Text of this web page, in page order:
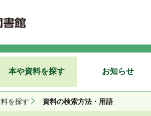
本や資料を探す お知らせ
を探す 資料の検索方法・用語